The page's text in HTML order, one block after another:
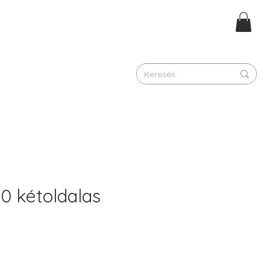
kétoldalas